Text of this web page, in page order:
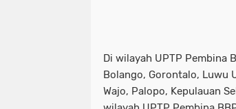
Di wilayah UPTP Pembina
Bolango, Gorontalo, Luwu
Wajo, Palopo, Kepulauan